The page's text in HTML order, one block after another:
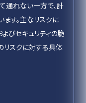
通れない一方で、計
す。主なリスクに
よびセキュリティの脆
リスクに対する具体